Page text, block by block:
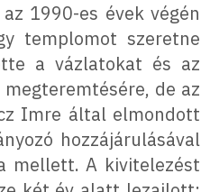
1990-es évek végén
templomot szeretne
a vázlatokat és az
de az
Imre által elmondott
hozzájárulásával
mellett. A kivitelezést